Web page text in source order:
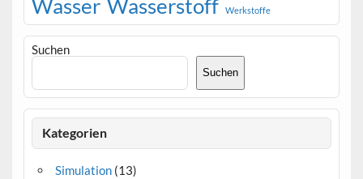
Wasser Wasserstoff Werkstoffe
Suchen
Suchen
Kategorien
Simulation(13)